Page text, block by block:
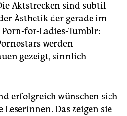
Aktstrecken sind subtil
Ästhetik der gerade im
for-Ladies-Tumblr:
werden
gezeigt, sinnlich
erfolgreich wünschen sich
Das zeigen sie